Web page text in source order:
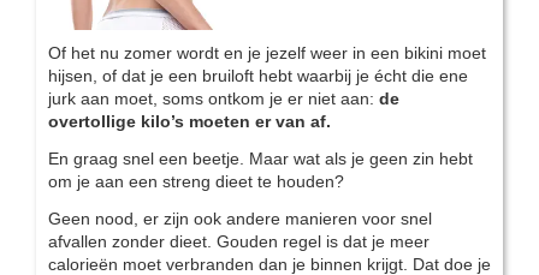
Of het nu zomer wordt en je jezelf weer in een bikini moet
hijsen, of dat je een bruiloft hebt waarbij je écht die ene
jurk aan moet, soms ontkom je er niet aan: de
overtollige kilo’s moeten er van af.
En graag snel een beetje. Maar wat als je geen zin hebt
om je aan een streng dieet te houden?
Geen nood, er zijn ook andere manieren voor snel
afvallen zonder dieet. Gouden regel is dat je meer
calorieën moet verbranden dan je binnen krijgt. Dat doe je